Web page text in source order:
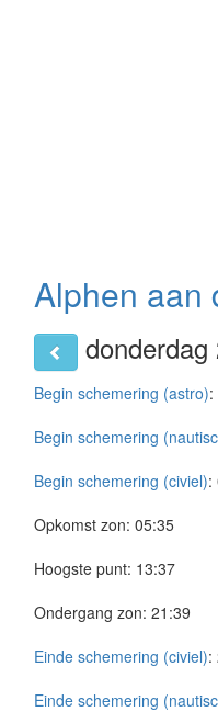
Alphen aan
Begin schemering (astro):
Begin schemering
Begin schemering (civiel):
Opkomst zon: 05:35
Hoogste punt: 13:37
Ondergang zon: 21:39
Einde schemering (civiel):
Einde schemering